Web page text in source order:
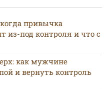
привычка
из-под контроля и что с
как мужчине
и вернуть контроль